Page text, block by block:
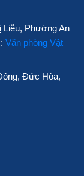
Liễu, Phường An
Văn phòng Vật
Đức Hòa,